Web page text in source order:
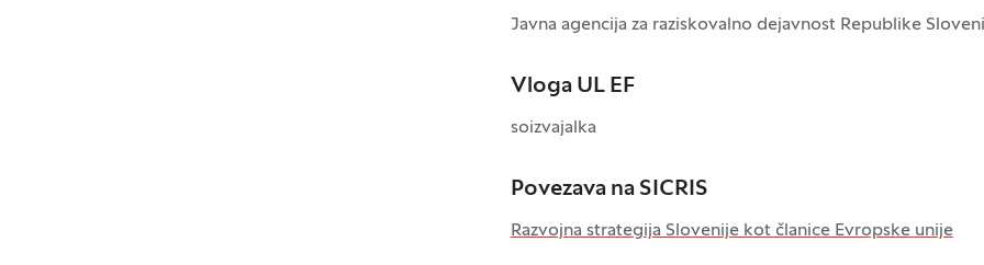
Javna agencija za raziskovalno dejavnost Republike
Vloga UL EF
soizvajalka
Povezava na SICRIS
Razvojna strategija Slovenije kot članice Evropske unije